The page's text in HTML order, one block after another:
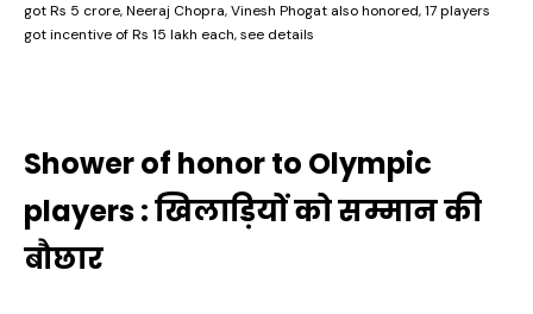
got Rs 5 crore, Neeraj Chopra, Vinesh Phogat also honored, 17 players
got incentive of Rs 15 lakh each, see details
Shower of honor to Olympic
players : खिलाड़ियों को सम्मान की
बौछार